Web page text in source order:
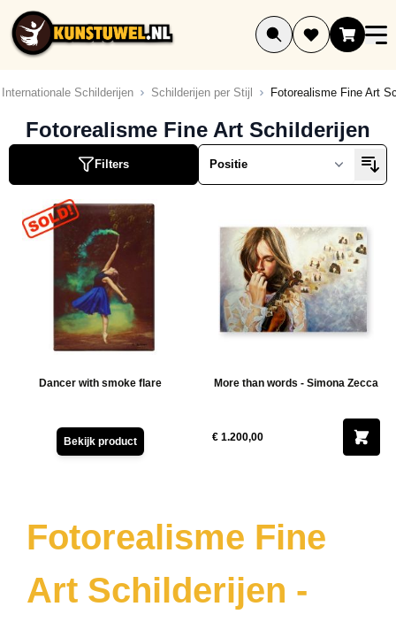
Ga naar de inhoud
Internationale Schilderijen Schilderijen per Stijl Fotorealisme Fine Art
Fotorealisme Fine Art Schilderijen
Filters
Dancer with smoke flare
Bekijk product
More than words - Simona Zecca
€ 1.200,00
Fotorealisme Fine
Art Schilderijen -